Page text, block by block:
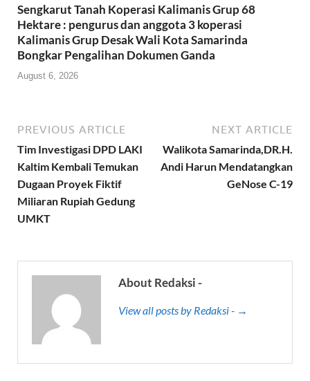
Sengkarut Tanah Koperasi Kalimanis Grup 68
Hektare : pengurus dan anggota 3 koperasi
Kalimanis Grup Desak Wali Kota Samarinda
Bongkar Pengalihan Dokumen Ganda
August 6, 2026
PREVIOUS ARTICLE
Tim Investigasi DPD LAKI
Kaltim Kembali Temukan
Dugaan Proyek Fiktif
Miliaran Rupiah Gedung
UMKT
NEXT ARTICLE
Walikota Samarinda,DR.H.
Andi Harun Mendatangkan
GeNose C-19
About Redaksi -
View all posts by Redaksi - →